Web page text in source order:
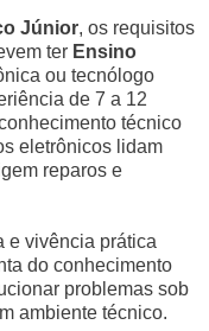
Júnior, os requisitos
ter Ensino
ou tecnólogo
de 7 a 12
técnico
eletrônicos lidam
reparos e
e vivência prática
do conhecimento
problemas sob
ambiente técnico.